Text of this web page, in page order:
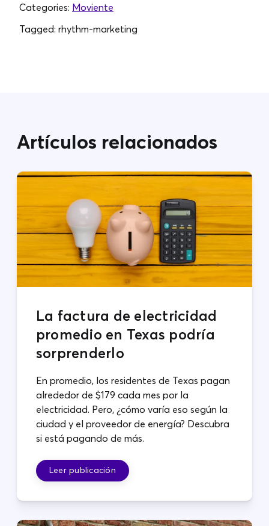
Categories: Moviente
Tagged: rhythm-marketing
Artículos relacionados
La factura de electricidad
promedio en Texas podría
sorprenderlo
En promedio, los residentes de Texas pagan
alrededor de $179 cada mes por la
electricidad. Pero, ¿cómo varía eso según la
ciudad y el proveedor de energía? Descubra
si está pagando de más.
Leer publicación